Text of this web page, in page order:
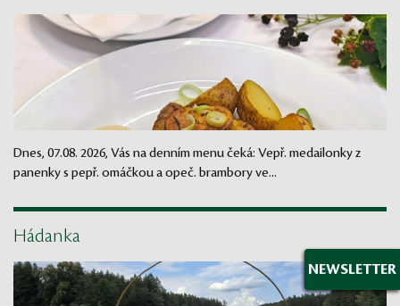
Dnes, 07.08. 2026, Vás na denním menu čeká: Vepř. medailonky z
panenky s pepř. omáčkou a opeč. brambory ve...
Hádanka
NEWSLETTER